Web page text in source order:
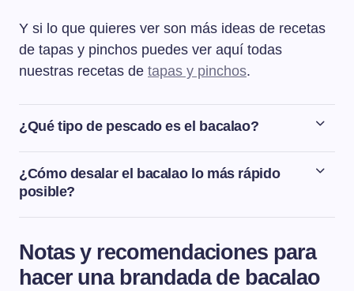
Y si lo que quieres ver son más ideas de recetas
de tapas y pinchos puedes ver aquí todas
nuestras recetas de tapas y pinchos.
¿Qué tipo de pescado es el bacalao?
El bacalao es un pescado blanco de agua salada que
vive en los mares fríos y templados del norte.
¿Cómo desalar el bacalao lo más rápido
posible?
El tiempo de desalado del bacalao irá en función del
solo necesitarán unas 3-4 horas de remojo en agua fría.
Las zonas un poco más anchas como la cola o la oreja
Notas y recomendaciones para
hacer una brandada de bacalao